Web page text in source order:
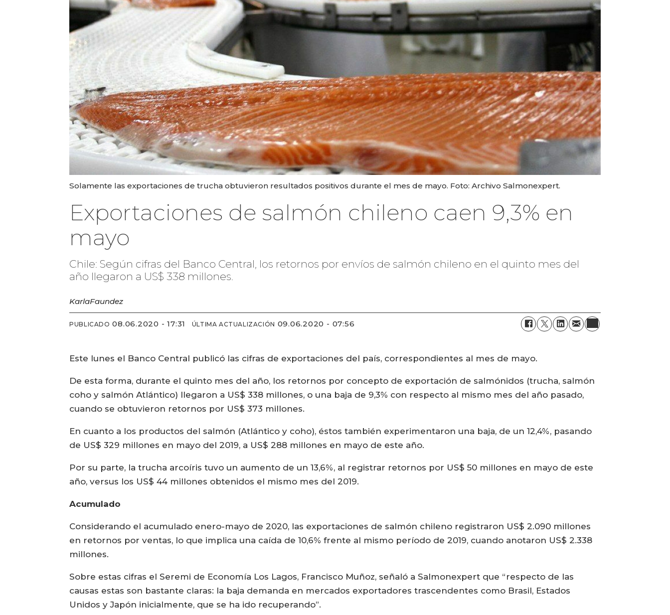
Solamente las exportaciones de trucha obtuvieron resultados positivos durante el mes de mayo. Foto: Archivo Salmonexpert.
Exportaciones de salmón chileno caen 9,3% en
mayo
Chile: Según cifras del Banco Central, los retornos por envíos de salmón chileno en el quinto mes del
año llegaron a US$ 338 millones.
KarlaFaundez
PUBLICADO 08.06.2020 - 17:31 ÚLTIMA ACTUALIZACIÓN 09.06.2020 - 07:56
Este lunes el Banco Central publicó las cifras de exportaciones del país, correspondientes al mes de mayo.
De esta forma, durante el quinto mes del año, los retornos por concepto de exportación de salmónidos (trucha, salmón
coho y salmón Atlántico) llegaron a US$ 338 millones, o una baja de 9,3% con respecto al mismo mes del año pasado,
cuando se obtuvieron retornos por US$ 373 millones.
En cuanto a los productos del salmón (Atlántico y coho), éstos también experimentaron una baja, de un 12,4%, pasando
de US$ 329 millones en mayo del 2019, a US$ 288 millones en mayo de este año.
Por su parte, la trucha arcoíris tuvo un aumento de un 13,6%, al registrar retornos por US$ 50 millones en mayo de este
año, versus los US$ 44 millones obtenidos el mismo mes del 2019.
Acumulado
Considerando el acumulado enero-mayo de 2020, las exportaciones de salmón chileno registraron US$ 2.090 millones
en retornos por ventas, lo que implica una caída de 10,6% frente al mismo período de 2019, cuando anotaron US$ 2.338
millones.
Sobre estas cifras el Seremi de Economía Los Lagos, Francisco Muñoz, señaló a Salmonexpert que “respecto de las
causas estas son bastante claras: la baja demanda en mercados exportadores trascendentes como Brasil, Estados
Unidos y Japón inicialmente, que se ha ido recuperando”.